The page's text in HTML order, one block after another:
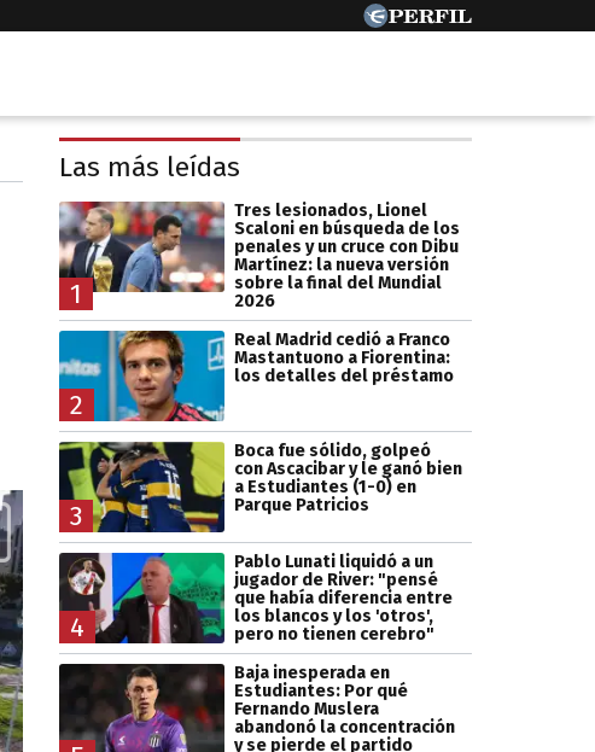
Las más leídas
1
Tres lesionados, Lionel
Scaloni en búsqueda de los
penales y un cruce con Dibu
Martínez: la nueva versión
sobre la final del Mundial
2026
2
Real Madrid cedió a Franco
Mastantuono a Fiorentina:
los detalles del préstamo
3
Boca fue sólido, golpeó
con Ascacibar y le ganó bien
a Estudiantes (1-0) en
Parque Patricios
4
Pablo Lunati liquidó a un
jugador de River: "pensé
que había diferencia entre
los blancos y los 'otros',
pero no tienen cerebro"
Baja inesperada en
Estudiantes: Por qué
Fernando Muslera
abandonó la concentración
y se pierde el partido